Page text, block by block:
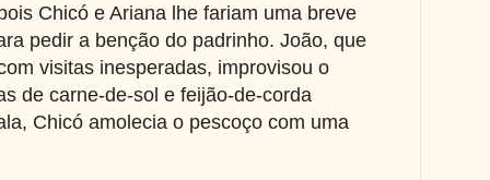
Chicó e Ariana lhe fariam uma breve
pedir a benção do padrinho. João, que
visitas inesperadas, improvisou o
de carne-de-sol e feijão-de-corda
Chicó amolecia o pescoço com uma